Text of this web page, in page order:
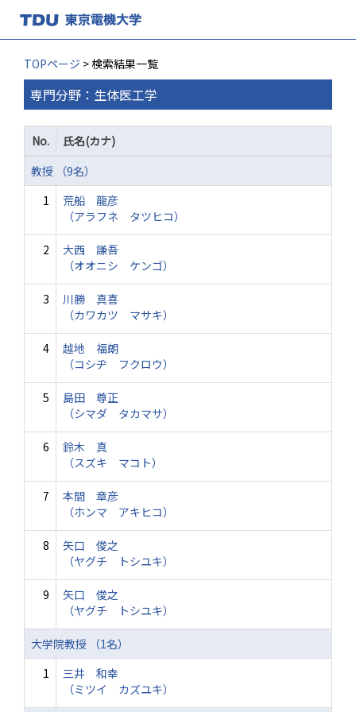
TOPページ > 検索結果一覧
専門分野：生体医工学
No.
氏名(カナ)
教授 （9名）
1
荒船 龍彦
（アラフネ タツヒコ）
2
大西 謙吾
（オオニシ ケンゴ）
3
川勝 真喜
（カワカツ マサキ）
4
越地 福朗
（コシヂ フクロウ）
5
島田 尊正
（シマダ タカマサ）
6
鈴木 真
（スズキ マコト）
7
本間 章彦
（ホンマ アキヒコ）
8
矢口 俊之
（ヤグチ トシユキ）
9
矢口 俊之
（ヤグチ トシユキ）
大学院教授 （1名）
1
三井 和幸
（ミツイ カズユキ）